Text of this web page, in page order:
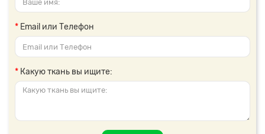
Email или Телефон
Какую ткань вы ищите: